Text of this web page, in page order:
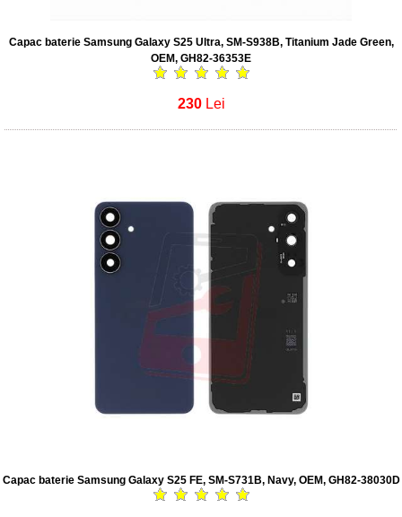
Capac baterie Samsung Galaxy S25 Ultra, SM-S938B, Titanium Jade Green,
OEM, GH82-36353E
230 Lei
Capac baterie Samsung Galaxy S25 FE, SM-S731B, Navy, OEM, GH82-38030D